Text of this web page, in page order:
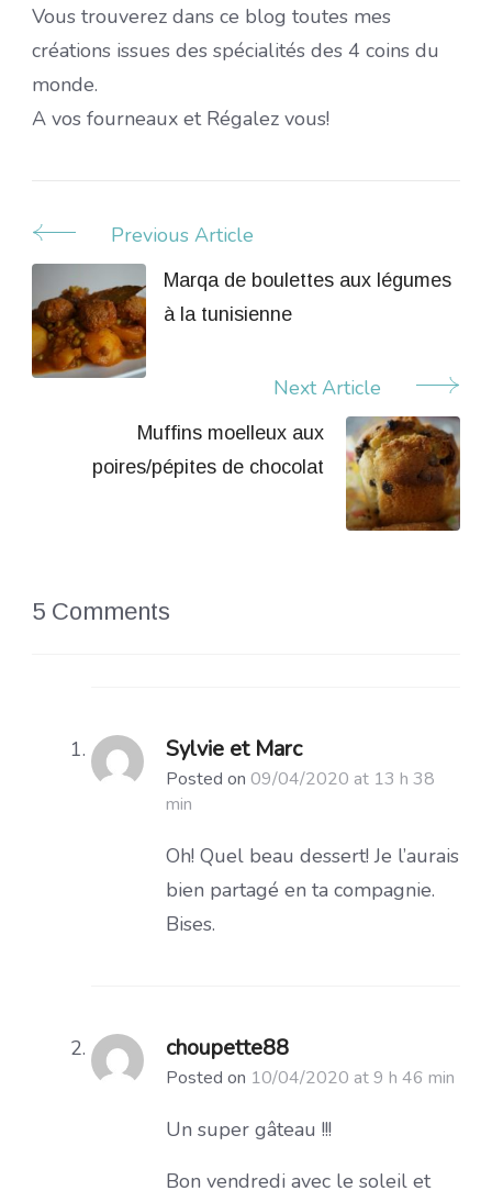
Vous trouverez dans ce blog toutes mes
créations issues des spécialités des 4 coins du
monde.
A vos fourneaux et Régalez vous!
Post
Navigation
Previous Article
Marqa de boulettes aux légumes
à la tunisienne
Next Article
Muffins moelleux aux
poires/pépites de chocolat
5 Comments
Sylvie et Marc
Posted on 09/04/2020 at 13 h 38
min
Oh! Quel beau dessert! Je l’aurais
bien partagé en ta compagnie.
Bises.
choupette88
Posted on 10/04/2020 at 9 h 46 min
Un super gâteau !!!
Bon vendredi avec le soleil et